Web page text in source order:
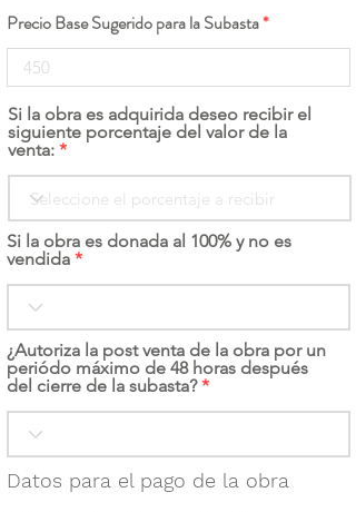
Precio Base Sugerido para la Subasta
Si la obra es adquirida deseo recibir el
siguiente porcentaje del valor de la
venta:
Si la obra es donada al 100% y no es
vendida
¿Autoriza la post venta de la obra por un
periódo máximo de 48 horas después
del cierre de la subasta?
Datos para el pago de la obra